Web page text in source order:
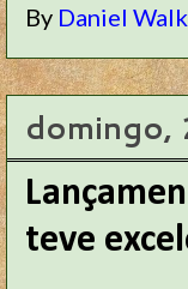
By Daniel
domingo,
teve